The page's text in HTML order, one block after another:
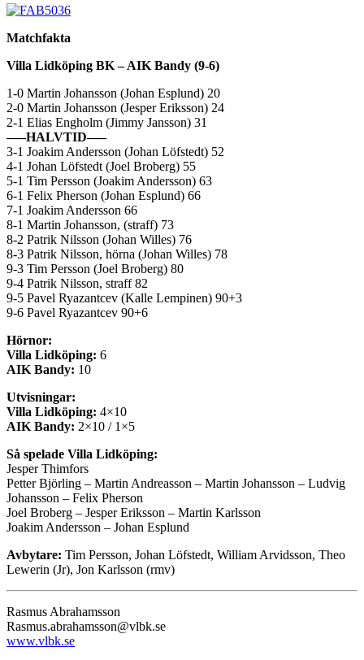
Matchfakta
Villa Lidköping BK – AIK Bandy (9-6)
1-0 Martin Johansson (Johan Esplund) 20
2-0 Martin Johansson (Jesper Eriksson) 24
2-1 Elias Engholm (Jimmy Jansson) 31
—–HALVTID—–
3-1 Joakim Andersson (Johan Löfstedt) 52
4-1 Johan Löfstedt (Joel Broberg) 55
5-1 Tim Persson (Joakim Andersson) 63
6-1 Felix Pherson (Johan Esplund) 66
7-1 Joakim Andersson 66
8-1 Martin Johansson, (straff) 73
8-2 Patrik Nilsson (Johan Willes) 76
8-3 Patrik Nilsson, hörna (Johan Willes) 78
9-3 Tim Persson (Joel Broberg) 80
9-4 Patrik Nilsson, straff 82
9-5 Pavel Ryazantcev (Kalle Lempinen) 90+3
9-6 Pavel Ryazantcev 90+6
Hörnor:
Villa Lidköping: 6
AIK Bandy: 10
Utvisningar:
Villa Lidköping: 4×10
AIK Bandy: 2×10 / 1×5
Så spelade Villa Lidköping:
Jesper Thimfors
Petter Björling – Martin Andreasson – Martin Johansson – Ludvig
Johansson – Felix Pherson
Joel Broberg – Jesper Eriksson – Martin Karlsson
Joakim Andersson – Johan Esplund
Avbytare: Tim Persson, Johan Löfstedt, William Arvidsson, Theo
Lewerin (Jr), Jon Karlsson (rmv)
Rasmus Abrahamsson
Rasmus.abrahamsson@vlbk.se
www.vlbk.se